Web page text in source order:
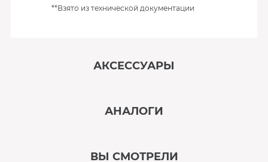
**Взято из технической документации
АКСЕССУАРЫ
АНАЛОГИ
ВЫ СМОТРЕЛИ